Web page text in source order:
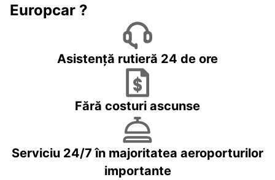
Europcar ?
Asistență rutieră 24 de ore
Fără costuri ascunse
Serviciu 24/7 în majoritatea aeroporturilor
importante